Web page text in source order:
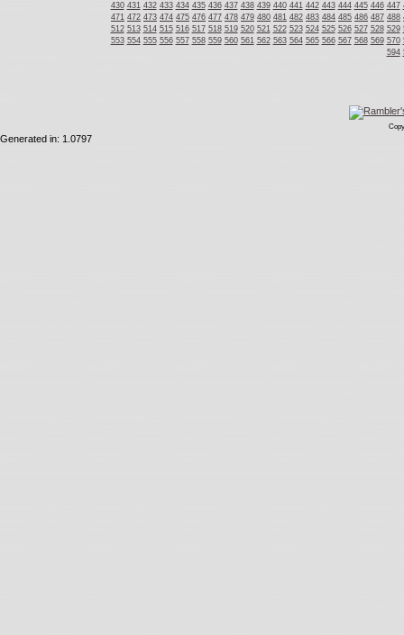
430 431 432 433 434 435 436 437 438 439 440 441 442 443 444 445 446 447
471 472 473 474 475 476 477 478 479 480 481 482 483 484 485 486 487 488
512 513 514 515 516 517 518 519 520 521 522 523 524 525 526 527 528 529
553 554 555 556 557 558 559 560 561 562 563 564 565 566 567 568 569 570
594
Generated in: 1.0797